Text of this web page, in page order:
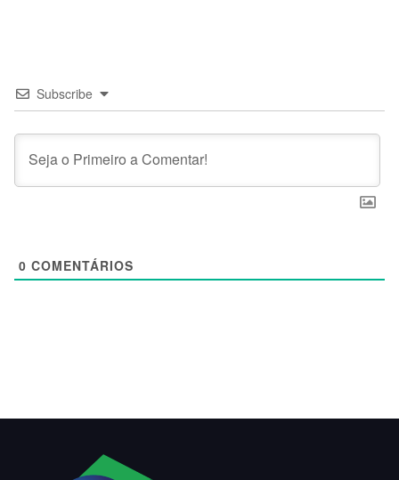
Subscribe
0 COMENTÁRIOS